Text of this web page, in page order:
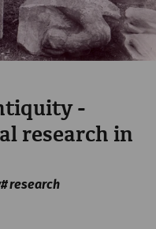
-
research in
research